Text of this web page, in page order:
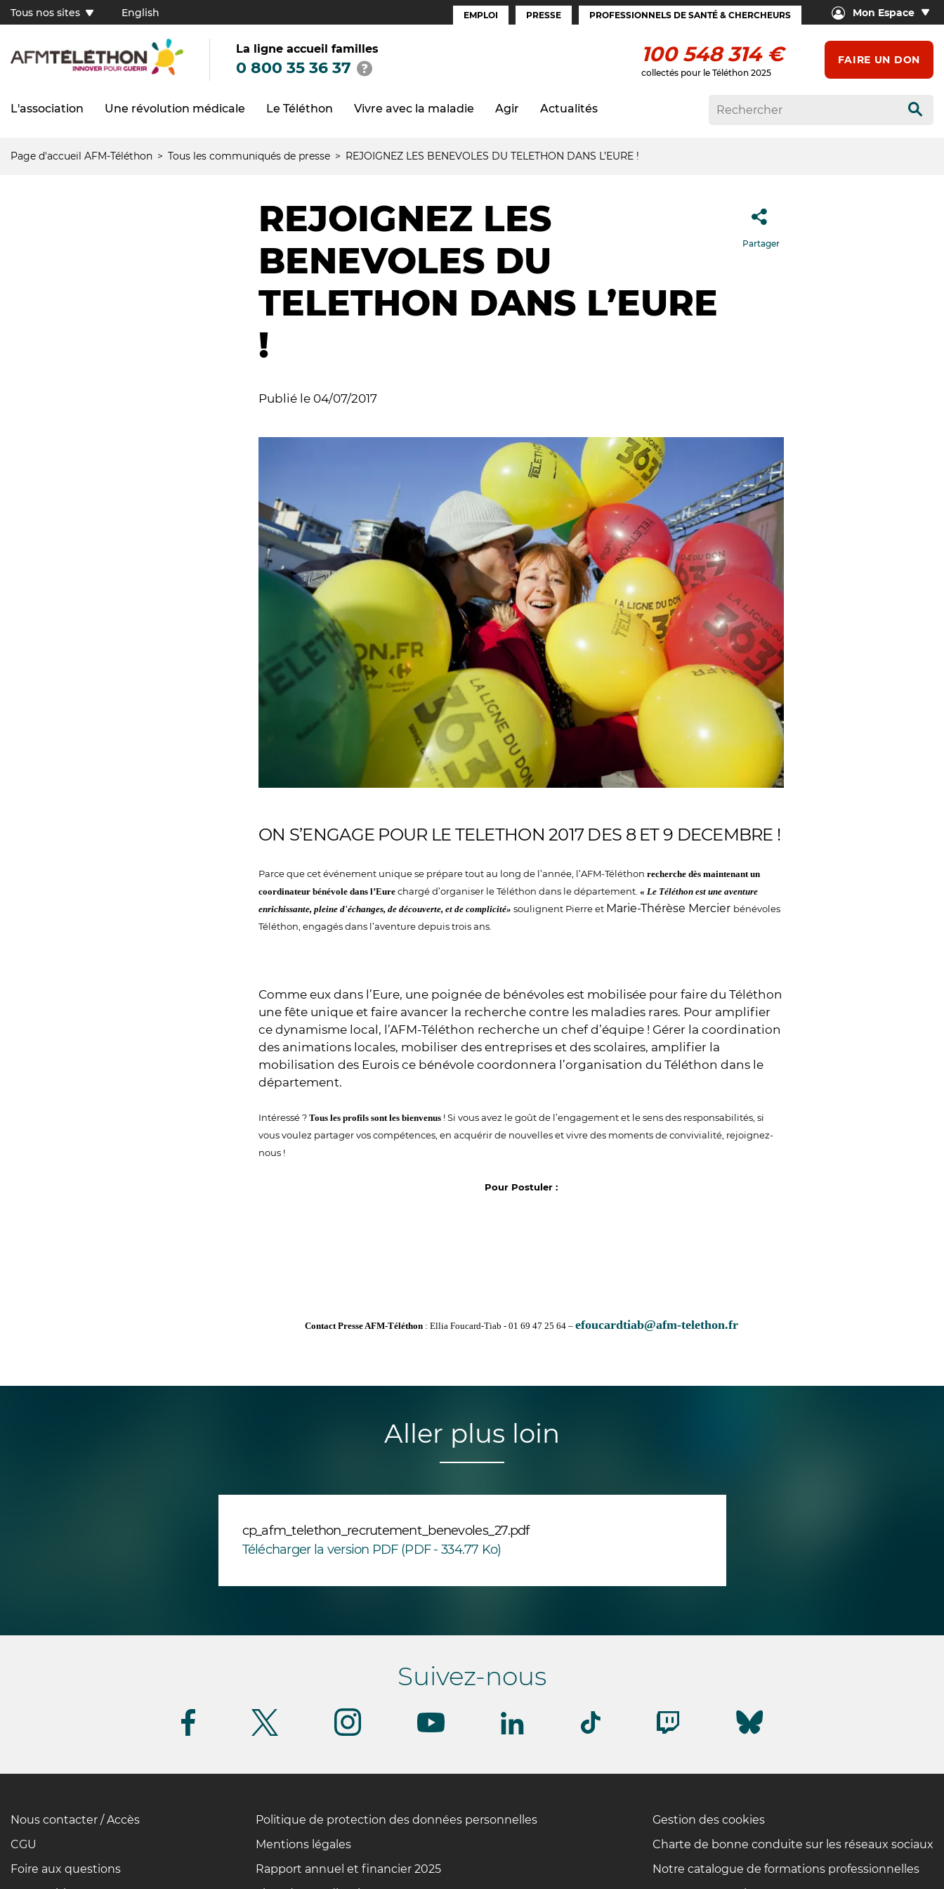
contenu
Tous
sites
(FR)
Tous nos sites English
Espaces
EMPLOI PRESSE PROFESSIONNELS DE SANTÉ & CHERCHEURS Mon Espace
La ligne accueil familles
0 800 35 36 37
100 548 314 €
collectés pour le Téléthon 2025
FAIRE UN DON
Navigation
L'association Une révolution médicale Le Téléthon Vivre avec la maladie Agir Actualités
Fil
Page d'accueil AFM-Téléthon Tous les communiqués de presse REJOIGNEZ LES BENEVOLES DU TELETHON DANS L’EURE !
REJOIGNEZ LES
BENEVOLES DU
TELETHON DANS L’EURE
!
Partager
Publié le 04/07/2017
ON S’ENGAGE POUR LE TELETHON 2017 DES 8 ET 9 DECEMBRE !
Parce que cet événement unique se prépare tout au long de l’année, l’AFM-Téléthon recherche dès maintenant un
coordinateur bénévole dans l’Eure chargé d’organiser le Téléthon dans le département. « Le Téléthon est une aventure
enrichissante, pleine d'échanges, de découverte, et de complicité» soulignent Pierre et Marie-Thérèse Mercier bénévoles
Téléthon, engagés dans l’aventure depuis trois ans.
Comme eux dans l’Eure, une poignée de bénévoles est mobilisée pour faire du Téléthon
une fête unique et faire avancer la recherche contre les maladies rares. Pour amplifier
ce dynamisme local, l’AFM-Téléthon recherche un chef d’équipe ! Gérer la coordination
des animations locales, mobiliser des entreprises et des scolaires, amplifier la
mobilisation des Eurois ce bénévole coordonnera l’organisation du Téléthon dans le
département.
Intéressé ? Tous les profils sont les bienvenus ! Si vous avez le goût de l’engagement et le sens des responsabilités, si
vous voulez partager vos compétences, en acquérir de nouvelles et vivre des moments de convivialité, rejoignez-
nous !
Pour Postuler :
Contact Presse AFM-Téléthon: Ellia Foucard-Tiab - 01 69 47 25 64 – efoucardtiab@afm-telethon.fr
Aller plus loin
cp_afm_telethon_recrutement_benevoles_27.pdf
Télécharger la version PDF (PDF - 334.77 Ko)
Suivez-nous
Pied
page
Nous contacter / Accès
CGU
Foire aux questions
Politique de protection des données personnelles
Mentions légales
Rapport annuel et financier 2025
Gestion des cookies
Charte de bonne conduite sur les réseaux sociaux
Notre catalogue de formations professionnelles